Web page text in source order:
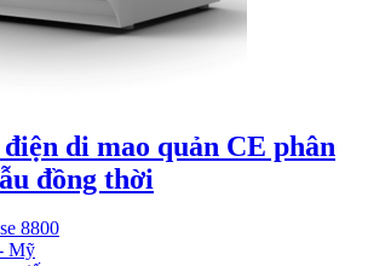
di mao quản CE phân
đồng thời
8800
Mỹ